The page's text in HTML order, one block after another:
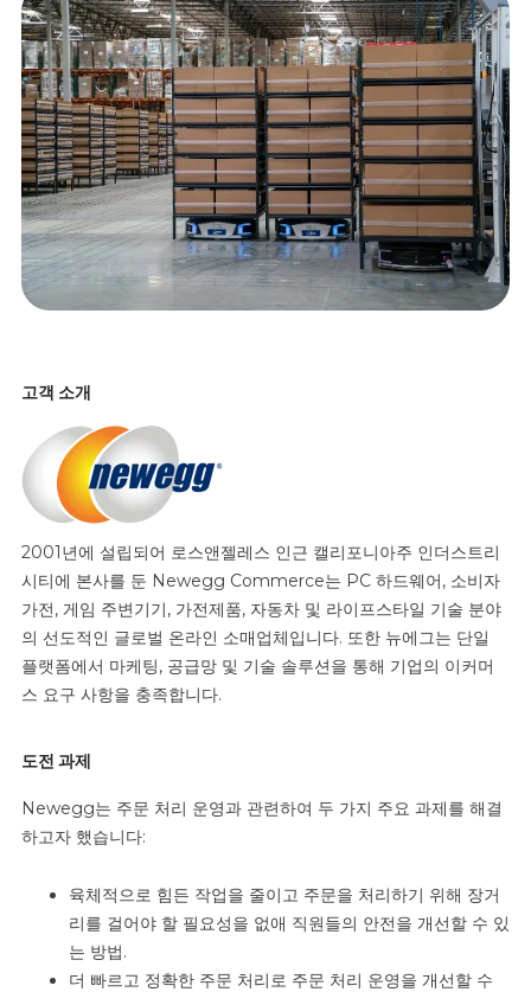
고객 소개
2001년에 설립되어 로스앤젤레스 인근 캘리포니아주 인더스트리
시티에 본사를 둔 Newegg Commerce는 PC 하드웨어, 소비자
가전, 게임 주변기기, 가전제품, 자동차 및 라이프스타일 기술 분야
의 선도적인 글로벌 온라인 소매업체입니다. 또한 뉴에그는 단일
플랫폼에서 마케팅, 공급망 및 기술 솔루션을 통해 기업의 이커머
스 요구 사항을 충족합니다.
도전 과제
Newegg는 주문 처리 운영과 관련하여 두 가지 주요 과제를 해결
하고자 했습니다:
육체적으로 힘든 작업을 줄이고 주문을 처리하기 위해 장거
리를 걸어야 할 필요성을 없애 직원들의 안전을 개선할 수 있
는 방법.
더 빠르고 정확한 주문 처리로 주문 처리 운영을 개선할 수